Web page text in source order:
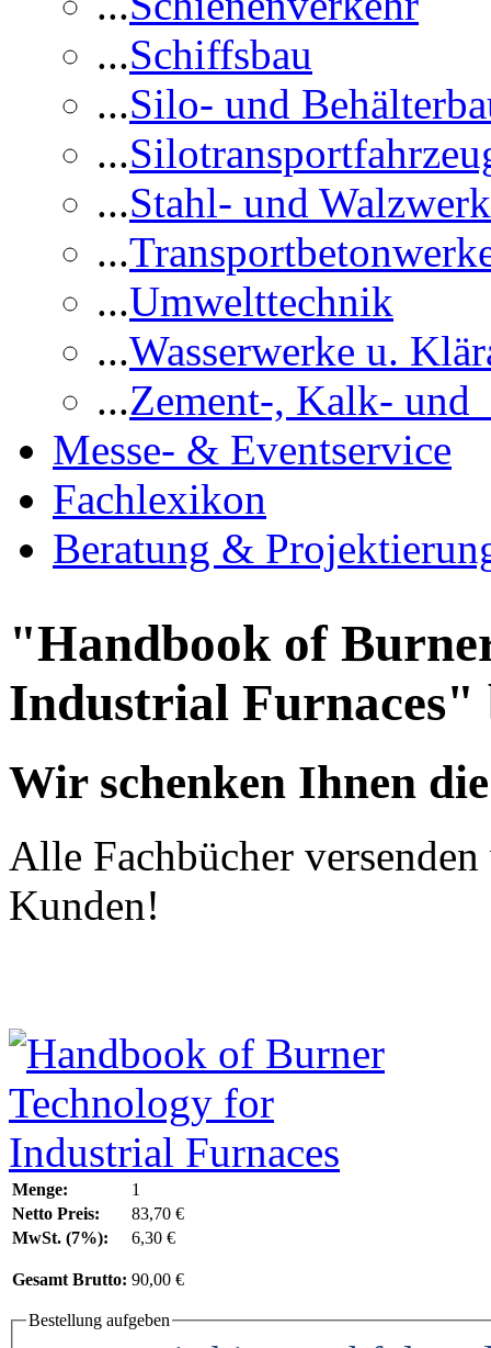
...Schiffsbau
...Silo- und
...
...Stahl- und
...
...Umwelttechnik
...Wasserwerke u.
...Zement-, Kalk-
Messe- & Eventservice
Fachlexikon
Beratung &
"Handbook of
Industrial Furnaces"
Wir schenken Ihnen
Alle Fachbücher
Kunden!
Menge:
1
Netto Preis:
83,70 €
MwSt. (7%):
6,30 €
Gesamt Brutto: 90,00 €
Bestellung aufgeben